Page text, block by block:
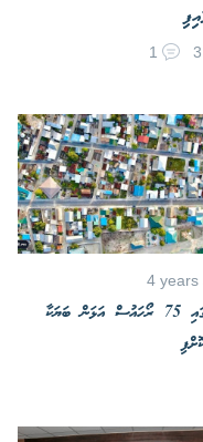
1
4 years
ދިއްދޫގައި 75 ރޯހައުސް އަޅަން ބަޔަކާ